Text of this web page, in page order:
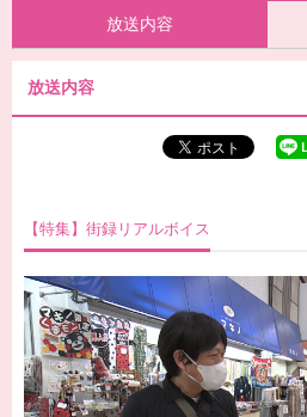
放送内容
放送内容
【特集】街録リアルボイス